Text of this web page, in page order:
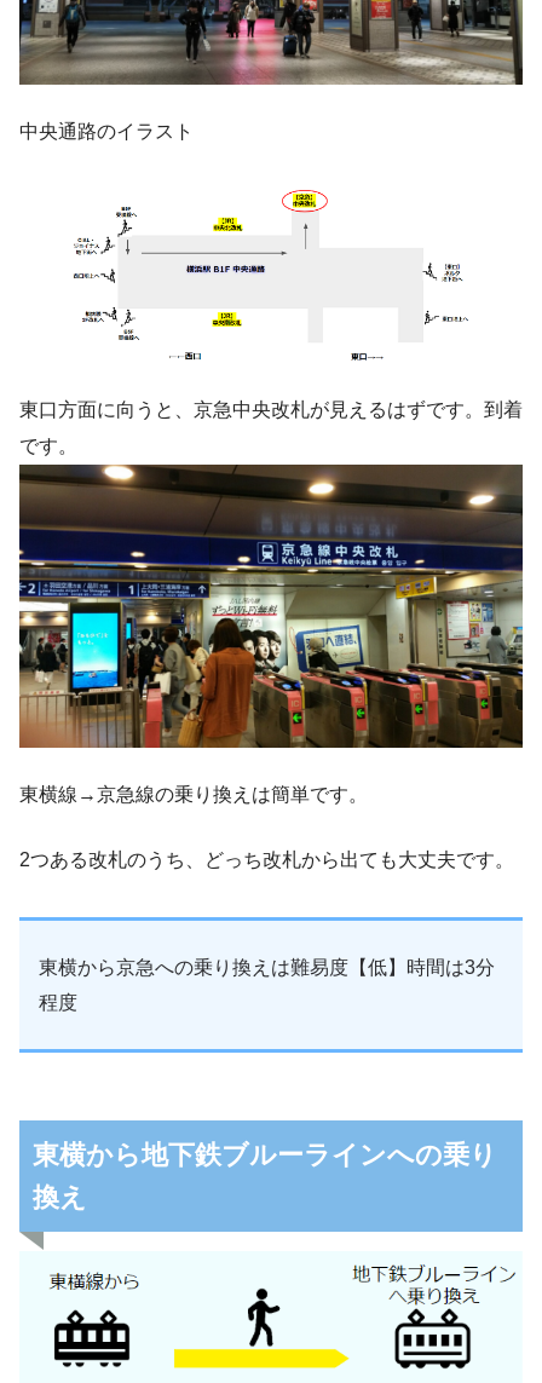
中央通路のイラスト
東口方面に向うと、京急中央改札が見えるはずです。到着
です。
東横線→京急線の乗り換えは簡単です。
2つある改札のうち、どっち改札から出ても大丈夫です。
東横から京急への乗り換えは難易度【低】時間は3分
程度
東横から地下鉄ブルーラインへの乗り
換え